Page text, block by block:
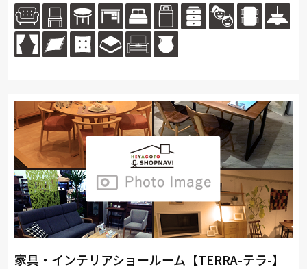
豊富な インテリア用品を取り揃えて います。 家具はお客様がイメージし...
続きを読む
家具・インテリアショールーム【TERRA-テラ-】